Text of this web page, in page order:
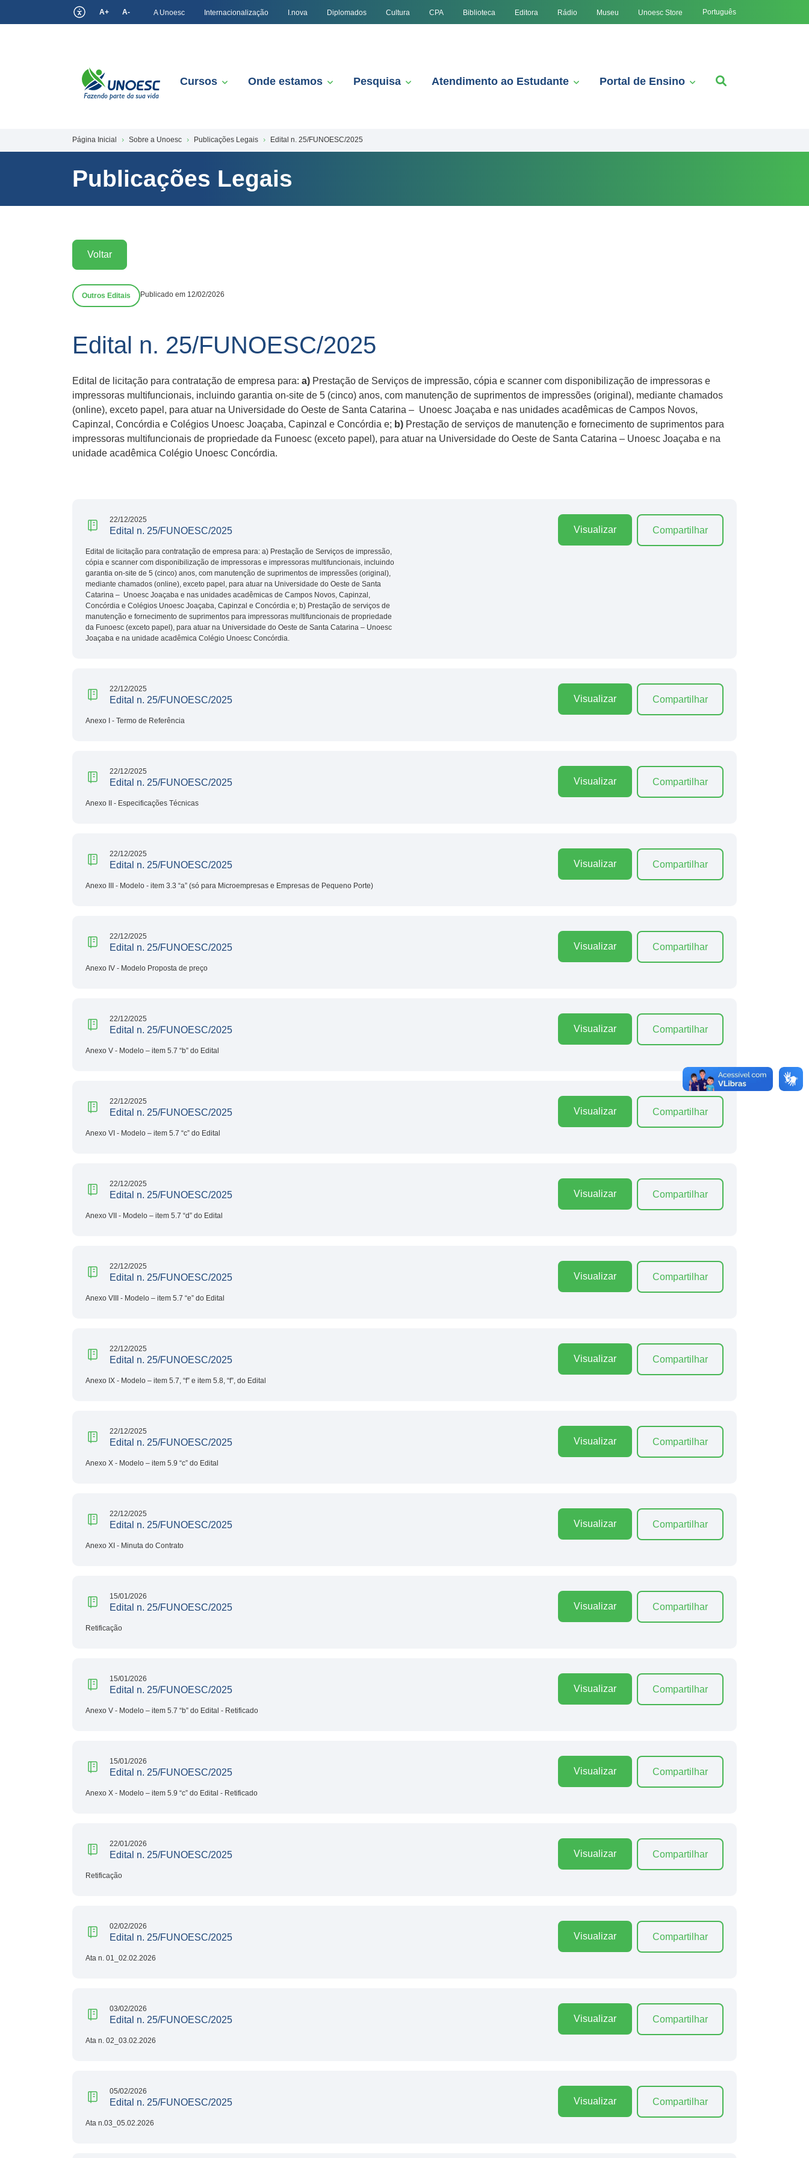
A+ A- A Unoesc Internacionalização I.nova Diplomados Cultura CPA Biblioteca Editora Rádio Museu Unoesc Store Português
Cursos Onde estamos Pesquisa Atendimento ao Estudante Portal de Ensino
Página Inicial Sobre a Unoesc Publicações Legais Edital n. 25/FUNOESC/2025
Publicações Legais
Voltar
Outros Editais Publicado em 12/02/2026
Edital n. 25/FUNOESC/2025
Edital de licitação para contratação de empresa para: a) Prestação de Serviços de impressão, cópia e scanner com disponibilização de impressoras e
impressoras multifuncionais, incluindo garantia on-site de 5 (cinco) anos, com manutenção de suprimentos de impressões (original), mediante chamados
(online), exceto papel, para atuar na Universidade do Oeste de Santa Catarina – Unoesc Joaçaba e nas unidades acadêmicas de Campos Novos,
Capinzal, Concórdia e Colégios Unoesc Joaçaba, Capinzal e Concórdia e; b) Prestação de serviços de manutenção e fornecimento de suprimentos para
impressoras multifuncionais de propriedade da Funoesc (exceto papel), para atuar na Universidade do Oeste de Santa Catarina – Unoesc Joaçaba e na
unidade acadêmica Colégio Unoesc Concórdia.
22/12/2025
Edital n. 25/FUNOESC/2025
Edital de licitação para contratação de empresa para: a) Prestação de Serviços de impressão,
cópia e scanner com disponibilização de impressoras e impressoras multifuncionais, incluindo
garantia on-site de 5 (cinco) anos, com manutenção de suprimentos de impressões (original),
mediante chamados (online), exceto papel, para atuar na Universidade do Oeste de Santa
Catarina – Unoesc Joaçaba e nas unidades acadêmicas de Campos Novos, Capinzal,
Concórdia e Colégios Unoesc Joaçaba, Capinzal e Concórdia e; b) Prestação de serviços de
manutenção e fornecimento de suprimentos para impressoras multifuncionais de propriedade
da Funoesc (exceto papel), para atuar na Universidade do Oeste de Santa Catarina – Unoesc
Joaçaba e na unidade acadêmica Colégio Unoesc Concórdia.
Visualizar Compartilhar
22/12/2025
Edital n. 25/FUNOESC/2025
Anexo I - Termo de Referência
Visualizar Compartilhar
22/12/2025
Edital n. 25/FUNOESC/2025
Anexo II - Especificações Técnicas
Visualizar Compartilhar
22/12/2025
Edital n. 25/FUNOESC/2025
Anexo III - Modelo - item 3.3 “a” (só para Microempresas e Empresas de Pequeno Porte)
Visualizar Compartilhar
22/12/2025
Edital n. 25/FUNOESC/2025
Anexo IV - Modelo Proposta de preço
Visualizar Compartilhar
22/12/2025
Edital n. 25/FUNOESC/2025
Anexo V - Modelo – item 5.7 “b” do Edital
Visualizar Compartilhar
22/12/2025
Edital n. 25/FUNOESC/2025
Anexo VI - Modelo – item 5.7 “c” do Edital
Visualizar Compartilhar
22/12/2025
Edital n. 25/FUNOESC/2025
Anexo VII - Modelo – item 5.7 “d” do Edital
Visualizar Compartilhar
22/12/2025
Edital n. 25/FUNOESC/2025
Anexo VIII - Modelo – item 5.7 “e” do Edital
Visualizar Compartilhar
22/12/2025
Edital n. 25/FUNOESC/2025
Anexo IX - Modelo – item 5.7, “f” e item 5.8, “f”, do Edital
Visualizar Compartilhar
22/12/2025
Edital n. 25/FUNOESC/2025
Anexo X - Modelo – item 5.9 “c” do Edital
Visualizar Compartilhar
22/12/2025
Edital n. 25/FUNOESC/2025
Anexo XI - Minuta do Contrato
Visualizar Compartilhar
15/01/2026
Edital n. 25/FUNOESC/2025
Retificação
Visualizar Compartilhar
15/01/2026
Edital n. 25/FUNOESC/2025
Anexo V - Modelo – item 5.7 “b” do Edital - Retificado
Visualizar Compartilhar
15/01/2026
Edital n. 25/FUNOESC/2025
Anexo X - Modelo – item 5.9 “c” do Edital - Retificado
Visualizar Compartilhar
22/01/2026
Edital n. 25/FUNOESC/2025
Retificação
Visualizar Compartilhar
02/02/2026
Edital n. 25/FUNOESC/2025
Ata n. 01_02.02.2026
Visualizar Compartilhar
03/02/2026
Edital n. 25/FUNOESC/2025
Ata n. 02_03.02.2026
Visualizar Compartilhar
05/02/2026
Edital n. 25/FUNOESC/2025
Ata n.03_05.02.2026
Visualizar Compartilhar